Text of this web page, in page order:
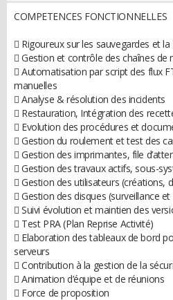
COMPETENCES FONCTIONNELLES
 Rigoureux sur les sauvegardes et
 Gestion et contrôle des chaînes de
 Automatisation par script des flux
manuelles
 Analyse & résolution des incidents
 Restauration, Intégration des
 Evolution des procédures et
 Gestion du roulement et test des
 Gestion des imprimantes, file
 Gestion des travaux actifs, sous-
 Gestion des utilisateurs (créations,
 Gestion des disques (surveillance
 Suivi évolution et maintien des
 Test PRA (Plan Reprise Activité)
 Elaboration des tableaux de bord
serveurs
 Contribution à la gestion de la
 Animation d’équipe et de réunions
 Force de proposition